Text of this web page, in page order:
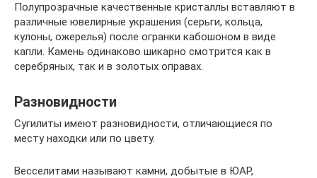
Полупрозрачные качественные кристаллы вставляют в
различные ювелирные украшения (серьги, кольца,
кулоны, ожерелья) после огранки кабошоном в виде
капли. Камень одинаково шикарно смотрится как в
серебряных, так и в золотых оправах.
Разновидности
Сугилиты имеют разновидности, отличающиеся по
месту находки или по цвету.
Весселитами называют камни, добытые в ЮАР,